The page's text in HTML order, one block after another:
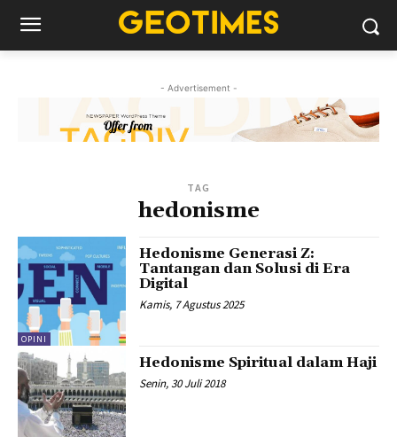
- Advertisement -
TAG
hedonisme
OPINI
Hedonisme Generasi Z:
Tantangan dan Solusi di Era
Digital
Kamis, 7 Agustus 2025
Hedonisme Spiritual dalam Haji
Senin, 30 Juli 2018